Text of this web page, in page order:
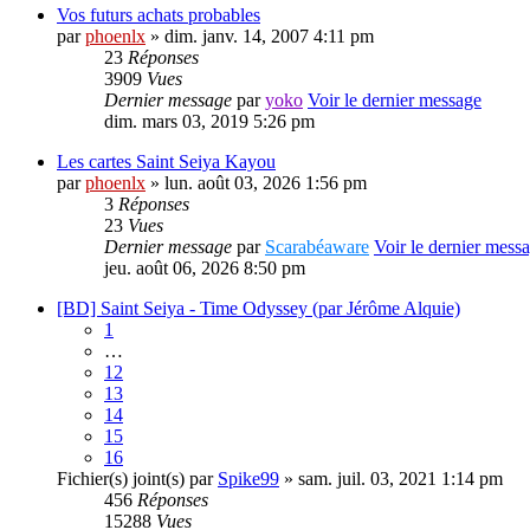
Vos futurs achats probables
parphoenlx » dim. janv. 14, 2007 4:11 pm
23 Réponses
3909 Vues
Dernier message paryoko Voir le dernier message
dim. mars 03, 2019 5:26 pm
Les cartes Saint Seiya Kayou
parphoenlx » lun. août 03, 2026 1:56 pm
3 Réponses
23 Vues
Dernier message par Scarabéaware Voir le dernier
jeu. août 06, 2026 8:50 pm
[BD] Saint Seiya - Time Odyssey (par Jérôme Alquie)
1
…
12
13
14
15
16
Fichier(s) joint(s) par Spike99 » sam. juil. 03, 2021 1:14 pm
456 Réponses
15288 Vues